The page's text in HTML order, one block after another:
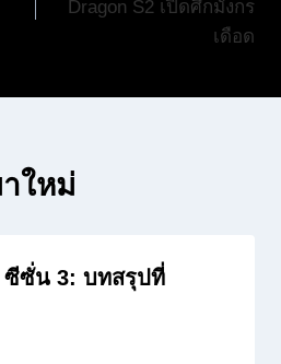
Dragon S2 เปิดศึกมังกร
เดือด
ใหม่
ซีซั่น 3: บทสรุปที่